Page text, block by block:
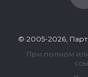
© 2005-2026,
При полном